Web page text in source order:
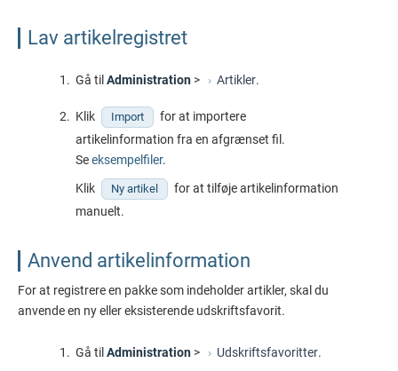
Lav artikelregistret
Gå tilAdministration > Artikler.
Klik Import
for at importere
artikelinformation fra en afgrænset fil.
Seeksempelfiler.
Klik
Ny artikel
for at tilføje artikelinformation
manuelt.
Anvend artikelinformation
For at registrere en pakke som indeholder artikler, skal du
anvende en ny eller eksisterende udskriftsfavorit.
Gå tilAdministration > Udskriftsfavoritter.